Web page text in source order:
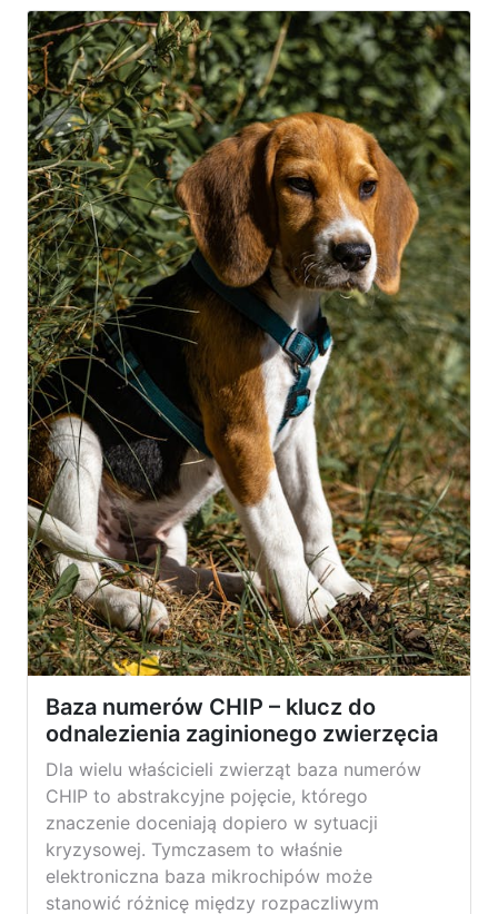
Baza numerów CHIP – klucz do
odnalezienia zaginionego zwierzęcia
Dla wielu właścicieli zwierząt baza numerów
CHIP to abstrakcyjne pojęcie, którego
znaczenie doceniają dopiero w sytuacji
kryzysowej. Tymczasem to właśnie
elektroniczna baza mikrochipów może
stanowić różnicę między rozpaczliwym